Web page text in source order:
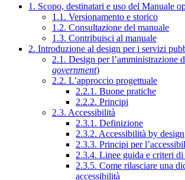
1. Scopo, destinatari e uso del Manuale
1.1. Versionamento e storico
1.2. Consultazione del manuale
1.3. Contribuisci al manuale
2. Introduzione al design per i servizi
2.1. Design per l’amministrazione
government)
2.2. L’approccio progettuale
2.2.1. Buone pratiche
2.2.2. Principi
2.3. Accessibilità
2.3.1. Definizione
2.3.2. Accessibilità by design
2.3.3. Principi per
2.3.4. Linee guida e criteri di
2.3.5. Come rilasciare una
accessibilità